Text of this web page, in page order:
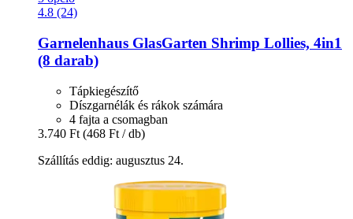
4.8 (24)
Garnelenhaus GlasGarten Shrimp Lollies, 4in1
(8 darab)
Tápkiegészítő
Díszgarnélák és rákok számára
4 fajta a csomagban
3.740 Ft (468 Ft / db)
Szállítás eddig: augusztus 24.